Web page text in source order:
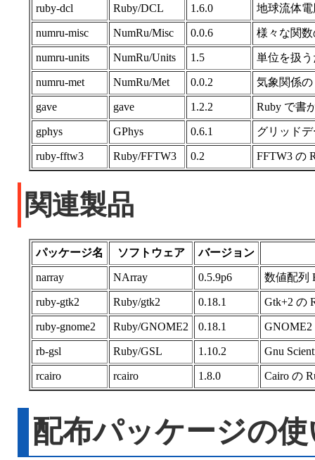
ruby-dcl Ruby/DCL 1.6.0 地球流体
numru-misc NumRu/Misc 0.0.6 様々な関
numru-units NumRu/Units 1.5 単位を扱
numru-met NumRu/Met 0.0.2 気象関係
gave gave 1.2.2 Ruby で書
gphys GPhys 0.6.1 グリッド
ruby-fftw3 Ruby/FFTW3 0.2 FFTW3 の
関連製品
パッケージ名 ソフトウェア バージョン
narray NArray 0.5.9p6 数値配列
ruby-gtk2 Ruby/gtk2 0.18.1 Gtk+2 の
ruby-gnome2 Ruby/GNOME2 0.18.1 GNOME2
rb-gsl Ruby/GSL 1.10.2 Gnu
rcairo rcairo 1.8.0 Cairo の
配布パッケージの